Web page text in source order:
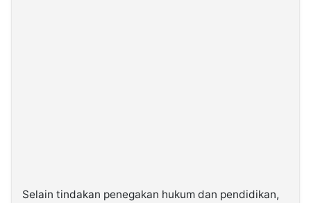
Selain tindakan penegakan hukum dan pendidikan,